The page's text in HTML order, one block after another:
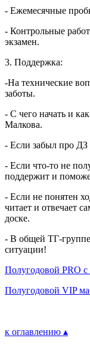
- Ежемесячные
- Контрольные
экзамен.
3. Поддержка:
-На технические
заботы.
- С чего начать и
Малкова.
- Если забыл про
- Если что-то не
поддержит и
- Если не понятен
читает и отвечает
доске.
- В общей ТГ-
ситуации!
Полугодовой PRO с
Полугодовой VIP
к оглавлению ▴